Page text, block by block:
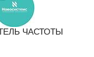
ЧАСТОТЫ